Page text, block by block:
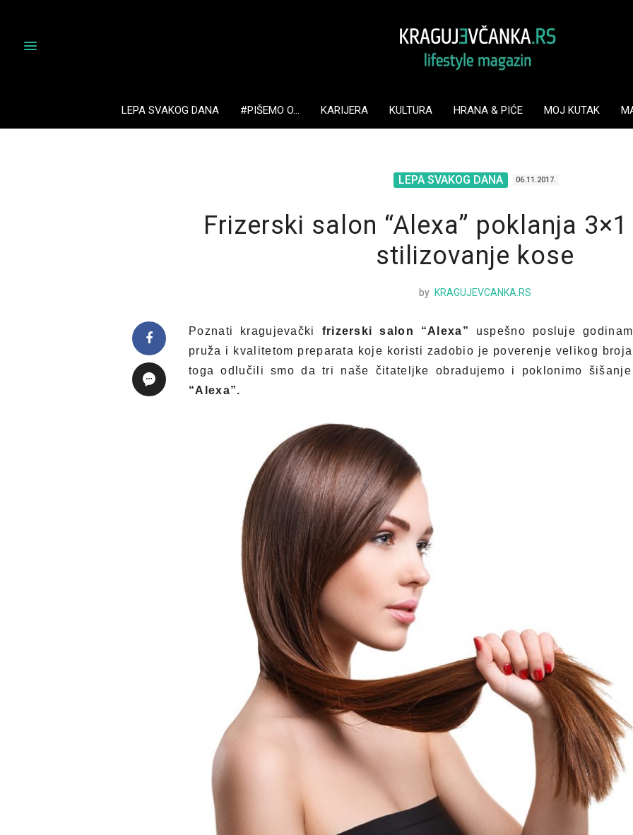
LEPA SVAKOG DANA #PIŠEMO O… KARIJERA KULTURA HRANA & PIĆE MOJ KUTAK
LEPA SVAKOG DANA 06.11.2017.
Frizerski salon “Alexa” poklanja
stilizovanje kose
by KRAGUJEVCANKA.RS
Poznati kragujevački frizerski salon “Alexa”
uspešno posluje
pruža i kvalitetom preparata koje koristi zadobio je poverenje velikog
toga odlučili smo da tri naše čitateljke obradujemo i poklonimo
“Alexa”.